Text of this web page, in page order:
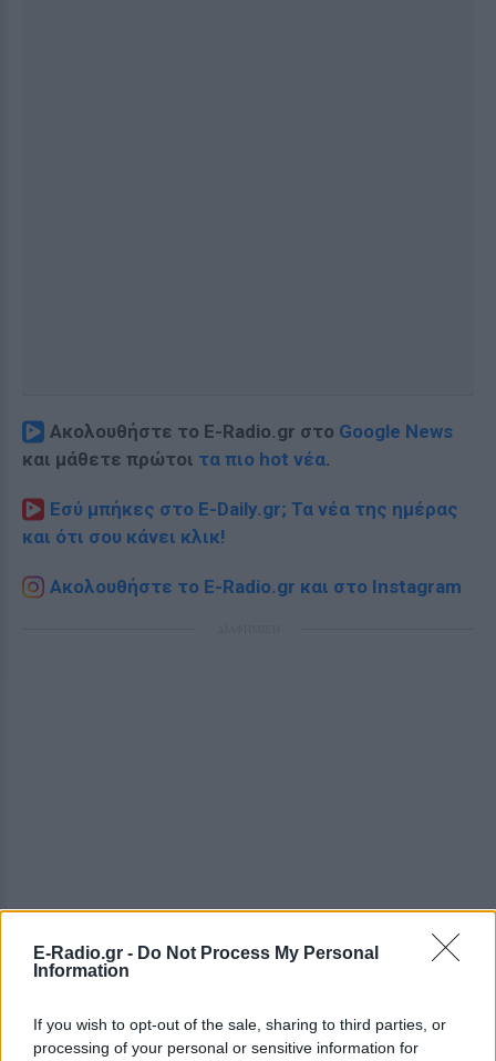
E-Radio.gr - Do Not Process My Personal
Information
If you wish to opt-out of the sale, sharing to third parties, or
processing of your personal or sensitive information for
Ακολουθήστε το E-Radio.gr στο Google News
και μάθετε πρώτοι τα πιο hot νέα.
Εσύ μπήκες στο E-Daily.gr; Τα νέα της ημέρας
και ότι σου κάνει κλικ!
Ακολουθήστε το E-Radio.gr και στο Instagram